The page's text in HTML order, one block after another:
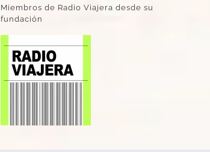
Miembros de Radio Viajera desde su
fundación